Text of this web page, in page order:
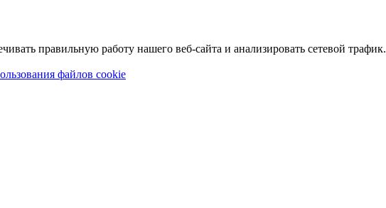
правильную работу нашего веб-сайта и анализировать сетевой трафик.
файлов cookie